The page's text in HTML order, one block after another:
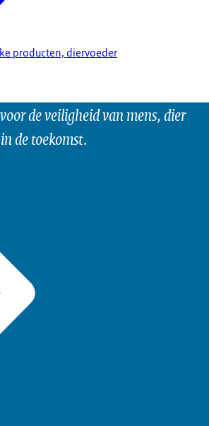
producten, diervoeder
de veiligheid van mens, dier
de toekomst.